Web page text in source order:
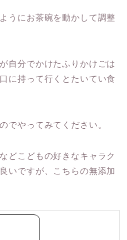
うにお茶碗を動かして調整
自分でかけたふりかけごは
に持って行くとたいてい食
でやってみてください。
どこどもの好きなキャラク
いですが、こちらの無添加